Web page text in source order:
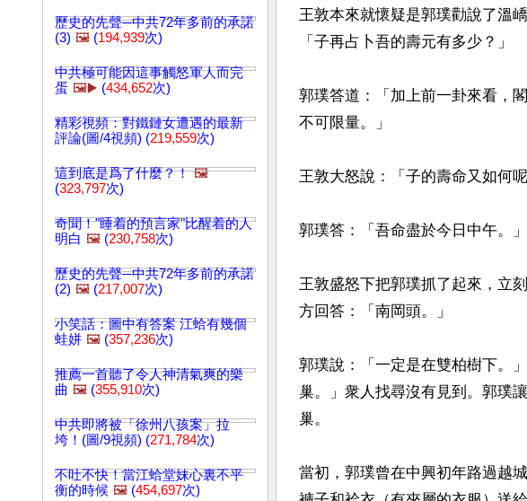
歷史的先聲─中共72年多前的承諾
(3) 🖼️ (194,939次)
中共極可能因這事觸怒軍人而完
蛋 🖼️▶️ (434,652次)
精彩視頻：對鐵鏈女遭遇的最新
評論(圖/4視頻) (219,559次)
這到底是爲了什麼？！ 🖼️
(323,797次)
奇聞！"睡着的預言家"比醒着的人
明白 🖼️ (230,758次)
歷史的先聲─中共72年多前的承諾
(2) 🖼️ (217,007次)
小笑話：圖中有答案 江蛤有幾個
蛙姘 🖼️ (357,236次)
推薦一首聽了令人神清氣爽的樂
曲 🖼️ (355,910次)
中共即將被「徐州八孩案」拉
垮！(圖/9視頻) (271,784次)
不吐不快！當江蛤堂妹心裏不平
衡的時候 🖼️ (454,697次)
王敦本來就懷疑是郭璞勸說了溫
「子再占卜吾的壽元有多少？」
郭璞答道：「加上前一卦來看，
不可限量。」
王敦大怒說：「子的壽命又如何呢
郭璞答：「吾命盡於今日中午。」
王敦盛怒下把郭璞抓了起來，立
方回答：「南岡頭。」
郭璞說：「一定是在雙柏樹下。
巢。」衆人找尋沒有見到。郭璞
巢。
當初，郭璞曾在中興初年路過越